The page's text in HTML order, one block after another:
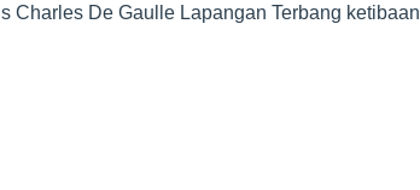
Charles De Gaulle Lapangan Terbang ketibaan